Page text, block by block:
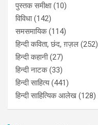
पुस्‍तक समीक्षा(10)
विविधा(142)
समसमायिक(114)
हिन्दी कविता, छंद, ग़ज़ल (252)
हिन्दी कहानी(27)
हिन्‍दी नाटक(33)
हिन्दी साहित्य(441)
हिन्दी साहित्यिक आलेख (128)